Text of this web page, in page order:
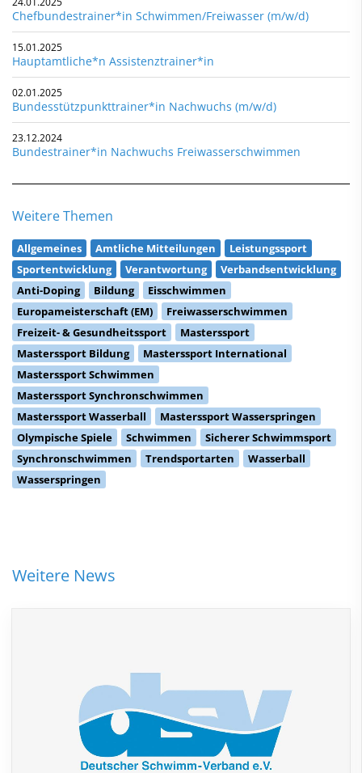
Chefbundestrainer*in Schwimmen/Freiwasser (m/w/d)
15.01.2025
Hauptamtliche*n Assistenztrainer*in
02.01.2025
Bundesstützpunkttrainer*in Nachwuchs (m/w/d)
23.12.2024
Bundestrainer*in Nachwuchs Freiwasserschwimmen
Weitere Themen
Allgemeines Amtliche Mitteilungen
Leistungssport
Sportentwicklung
Verantwortung
Verbandsentwicklung
Anti-Doping
Bildung
Eisschwimmen
Europameisterschaft (EM)
Freiwasserschwimmen
Freizeit- & Gesundheitssport
Masterssport
Masterssport Bildung
Masterssport International
Masterssport Schwimmen
Masterssport Synchronschwimmen
Masterssport Wasserball
Masterssport Wasserspringen
Olympische Spiele
Schwimmen
Sicherer Schwimmsport
Synchronschwimmen
Trendsportarten
Wasserball
Wasserspringen
Weitere News